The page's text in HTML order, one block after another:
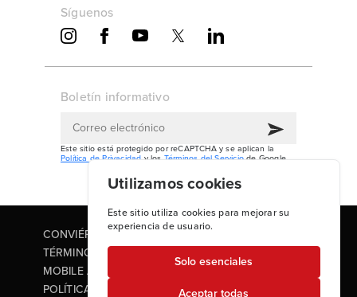
Síguenos
Boletín informativo
Este sitio está protegido por reCAPTCHA y se aplican la
Política de Privacidady losTérminos del Serviciode Google.
CONVIÉRTANSE EN UN REPRESENTANTE
TÉRMINOS Y CONDICIONES
MOBILE APP TERMS OF USE
POLÍTICA DE PRIVACIDAD
Utilizamos cookies
Este sitio utiliza cookies para mejorar su
experiencia de usuario.
Solo esenciales